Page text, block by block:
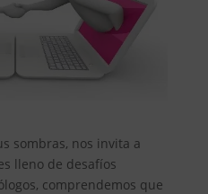
sombras, nos invita a
lleno de desafíos
comprendemos que